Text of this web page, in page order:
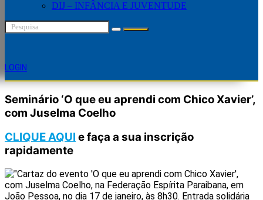
DIJ – INFÂNCIA E JUVENTUDE
LOGIN
Seminário ‘O que eu aprendi com Chico Xavier’,
com Juselma Coelho
CLIQUE AQUI e faça a sua inscrição
rapidamente